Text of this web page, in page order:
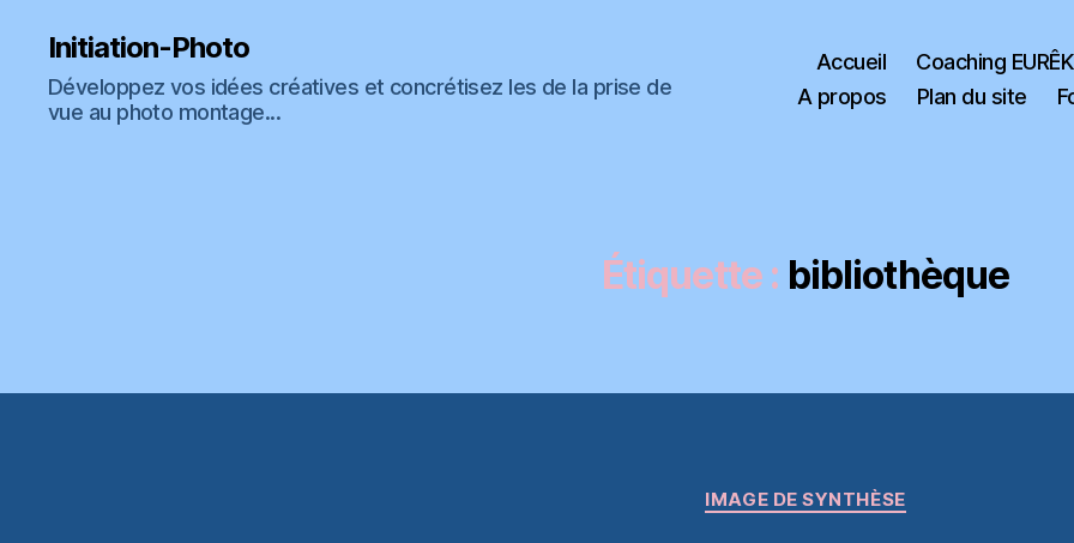
Initiation-Photo
Développez vos idées créatives et concrétisez les de la prise de
vue au photo montage...
Accueil
Coaching
A propos
Plan du site
Étiquette : bibliothèque
Catégories
IMAGE DE SYNTHÈSE